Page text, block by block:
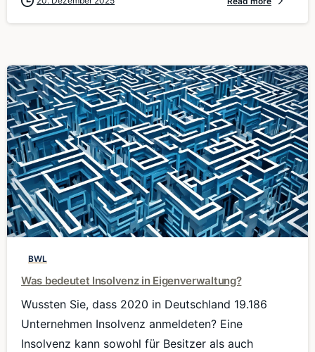
0
BWL
Was bedeutet Insolvenz in Eigenverwaltung?
Wussten Sie, dass 2020 in Deutschland 19.186
Unternehmen Insolvenz anmeldeten? Eine
Insolvenz kann sowohl für Besitzer als auch